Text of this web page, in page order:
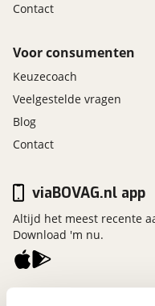
Contact
Voor consumenten
Keuzecoach
Veelgestelde vragen
Blog
Contact
viaBOVAG.nl app
Altijd het meest recente
Download 'm nu.